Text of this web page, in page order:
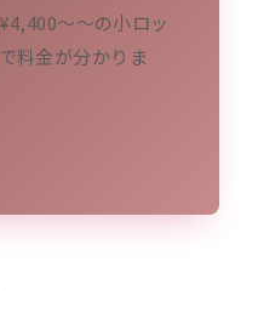
〜〜の小ロッ
料金が分かりま